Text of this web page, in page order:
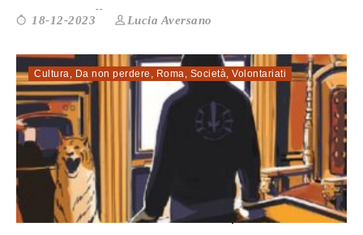
18-12-2023 Lucia Aversano
Cultura, Da non perdere , Roma, Società, Volontariati
LABORATORIO CRIMINALE, L’ASCESA...